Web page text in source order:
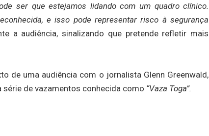
ser que estejamos lidando com um quadro clínico.
e isso pode representar risco à segurança
a audiência, sinalizando que pretende refletir mais
de uma audiência com o jornalista Glenn Greenwald,
de vazamentos conhecida como “Vaza Toga”.